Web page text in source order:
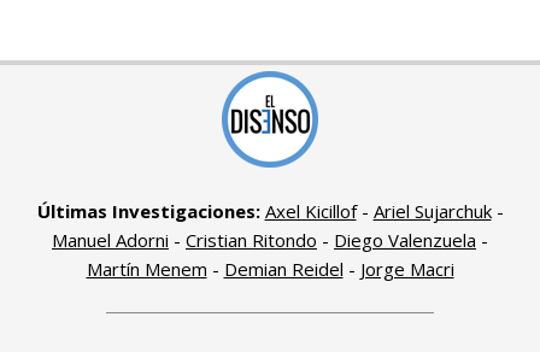
Últimas Investigaciones: Axel Kicillof- Ariel Sujarchuk-
Manuel Adorni - Cristian Ritondo - Diego Valenzuela -
Martín Menem - Demian Reidel - Jorge Macri